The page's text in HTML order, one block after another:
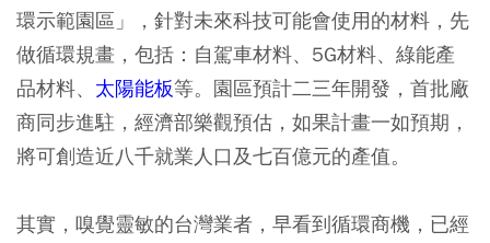
環示範園區」，針對未來科技可能會使用的材料，先
做循環規畫，包括：自駕車材料、5G材料、綠能產
品材料、 太陽能板等。園區預計二三年開發，首批廠
商同步進駐，經濟部樂觀預估，如果計畫一如預期，
將可創造近八千就業人口及七百億元的產值。
其實，嗅覺靈敏的台灣業者，早看到循環商機，已經